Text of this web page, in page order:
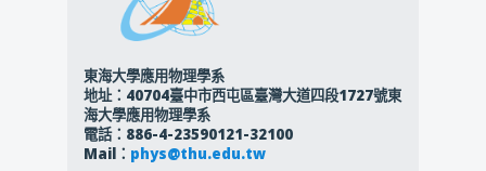
東海大學應用物理學系
地址：40704臺中市西屯區臺灣大道四段1727號東
海大學應用物理學系
電話：886-4-23590121-32100
Mail： phys@thu.edu.tw